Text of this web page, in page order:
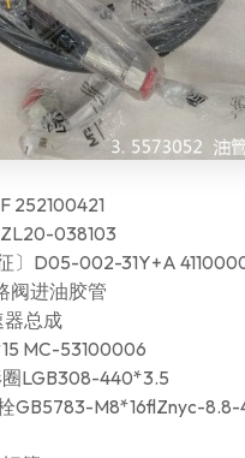
252100421
038103
〕D05-002-31Y+A
阀进油胶管
器总成
MC-53100006
LGB308-440*3.5
GB5783-M8*16flZnyc-